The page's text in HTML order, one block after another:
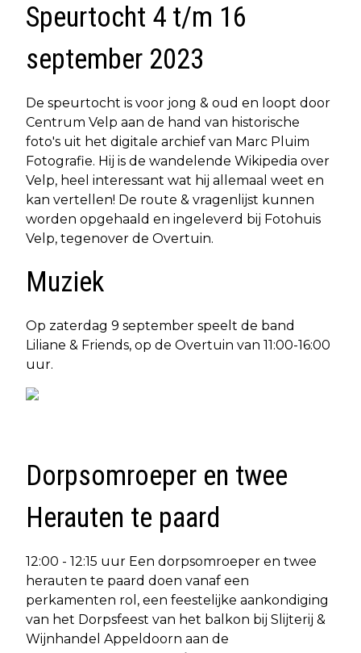
Speurtocht 4 t/m 16
september 2023
De speurtocht is voor jong & oud en loopt door
Centrum Velp aan de hand van historische
foto's uit het digitale archief van Marc Pluim
Fotografie. Hij is de wandelende Wikipedia over
Velp, heel interessant wat hij allemaal weet en
kan vertellen! De route & vragenlijst kunnen
worden opgehaald en ingeleverd bij Fotohuis
Velp, tegenover de Overtuin.
Muziek
Op zaterdag 9 september speelt de band
Liliane & Friends, op de Overtuin van 11:00-16:00
uur.
Dorpsomroeper en twee
Herauten te paard
12:00 - 12:15 uur Een dorpsomroeper en twee
herauten te paard doen vanaf een
perkamenten rol, een feestelijke aankondiging
van het Dorpsfeest van het balkon bij Slijterij &
Wijnhandel Appeldoorn aan de